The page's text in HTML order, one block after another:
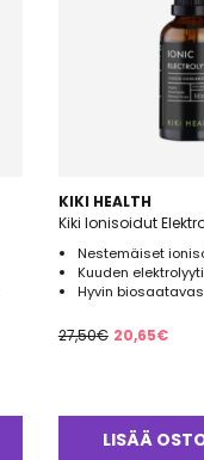
KIKI HEALTH
Nestemäiset
Kuuden
Hyvin
27,50€
27,50€.
20,65€
LISÄÄ